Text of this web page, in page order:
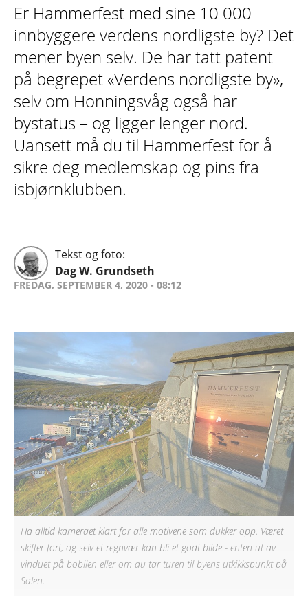
Er Hammerfest med sine 10 000
innbyggere verdens nordligste by? Det
mener byen selv. De har tatt patent
på begrepet «Verdens nordligste by»,
selv om Honningsvåg også har
bystatus – og ligger lenger nord.
Uansett må du til Hammerfest for å
sikre deg medlemskap og pins fra
isbjørnklubben.
Tekst og foto:
Dag W. Grundseth
FREDAG, SEPTEMBER 4, 2020 - 08:12
Ha alltid kameraet klart for alle motivene som dukker opp. Været
skifter fort, og selv et regnvær kan bli et godt bilde - enten ut av
vinduet på bobilen eller om du tar turen til byens utkikkspunkt på
Salen.